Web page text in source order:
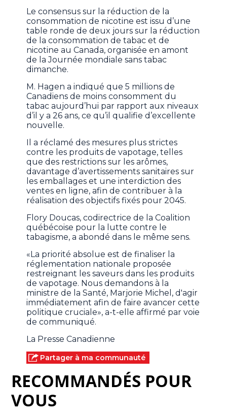
Le consensus sur la réduction de la
consommation de nicotine est issu d’une
table ronde de deux jours sur la réduction
de la consommation de tabac et de
nicotine au Canada, organisée en amont
de la Journée mondiale sans tabac
dimanche.
M. Hagen a indiqué que 5 millions de
Canadiens de moins consomment du
tabac aujourd’hui par rapport aux niveaux
d’il y a 26 ans, ce qu’il qualifie d’excellente
nouvelle.
Il a réclamé des mesures plus strictes
contre les produits de vapotage, telles
que des restrictions sur les arômes,
davantage d’avertissements sanitaires sur
les emballages et une interdiction des
ventes en ligne, afin de contribuer à la
réalisation des objectifs fixés pour 2045.
Flory Doucas, codirectrice de la Coalition
québécoise pour la lutte contre le
tabagisme, a abondé dans le même sens.
«La priorité absolue est de finaliser la
réglementation nationale proposée
restreignant les saveurs dans les produits
de vapotage. Nous demandons à la
ministre de la Santé, Marjorie Michel, d'agir
immédiatement afin de faire avancer cette
politique cruciale», a-t-elle affirmé par voie
de communiqué.
La Presse Canadienne
Partager à ma communauté
RECOMMANDÉS POUR
VOUS